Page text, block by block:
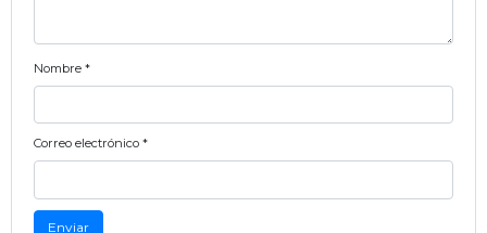
Nombre *
Correo electrónico *